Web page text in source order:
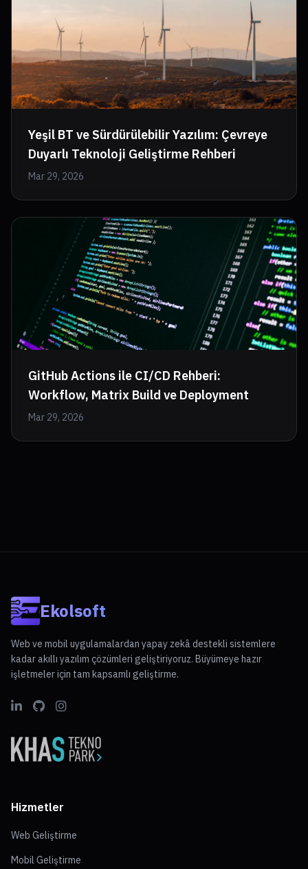
Yeşil BT ve Sürdürülebilir Yazılım: Çevreye
Duyarlı Teknoloji Geliştirme Rehberi
Mar 29, 2026
GitHub Actions ile CI/CD Rehberi:
Workflow, Matrix Build ve Deployment
Mar 29, 2026
Ekolsoft
Web ve mobil uygulamalardan yapay zekâ destekli sistemlere
kadar akıllı yazılım çözümleri geliştiriyoruz. Büyümeye hazır
işletmeler için tam kapsamlı geliştirme.
Hizmetler
Web Geliştirme
Mobil Geliştirme